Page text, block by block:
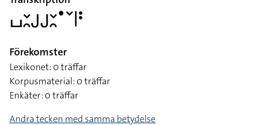
􌤖􌥖􌥘􌤢􌤢􌥖􌥘􌤟􌥧􌥼􌥻
Förekomster
Lexikonet: 0 träffar
Korpusmaterial: 0 träffar
Enkäter: 0 träffar
Andra tecken med samma betydelse